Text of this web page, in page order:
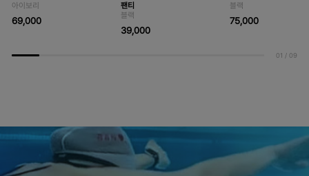
아이보리
69,000
팬티
블랙
39,000
블랙
75,000
01 / 09